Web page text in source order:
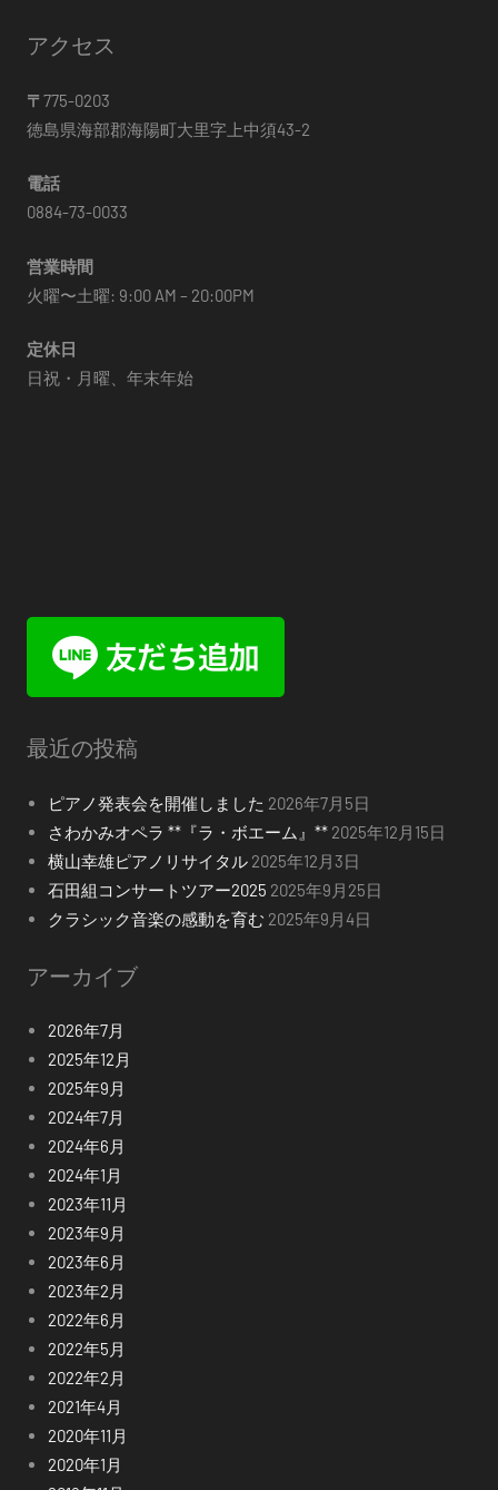
アクセス
〒 775-0203
徳島県海部郡海陽町大里字上中須43-2
電話
0884-73-0033
営業時間
火曜〜土曜: 9:00 AM – 20:00PM
定休日
日祝・月曜、年末年始
最近の投稿
ピアノ発表会を開催しました 2026年7月5日
さわかみオペラ **『ラ・ボエーム』** 2025年12月15日
横山幸雄ピアノリサイタル 2025年12月3日
石田組コンサートツアー2025 2025年9月25日
クラシック音楽の感動を育む 2025年9月4日
アーカイブ
2026年7月
2025年12月
2025年9月
2024年7月
2024年6月
2024年1月
2023年11月
2023年9月
2023年6月
2023年2月
2022年6月
2022年5月
2022年2月
2021年4月
2020年11月
2020年1月